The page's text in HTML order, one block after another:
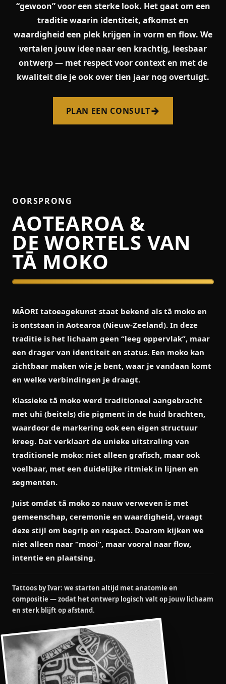
“gewoon” voor een sterke look. Het gaat om een
traditie waarin identiteit, afkomst en
waardigheid een plek krijgen in vorm en flow. We
vertalen jouw idee naar een krachtig, leesbaar
ontwerp — met respect voor context en met de
kwaliteit die je ook over tien jaar nog overtuigt.
PLAN EEN CONSULT→
OORSPRONG
AOTEAROA &
DE WORTELS VAN
TĀ MOKO
MĀORI tatoeagekunst staat bekend als tā moko en
is ontstaan in Aotearoa (Nieuw-Zeeland). In deze
traditie is het lichaam geen “leeg oppervlak”, maar
een drager van identiteit en status. Een moko kan
zichtbaar maken wie je bent, waar je vandaan komt
en welke verbindingen je draagt.
Klassieke tā moko werd traditioneel aangebracht
met uhi (beitels) die pigment in de huid brachten,
waardoor de markering ook een eigen structuur
kreeg. Dat verklaart de unieke uitstraling van
traditionele moko: niet alleen grafisch, maar ook
voelbaar, met een duidelijke ritmiek in lijnen en
segmenten.
Juist omdat tā moko zo nauw verweven is met
gemeenschap, ceremonie en waardigheid, vraagt
deze stijl om begrip en respect. Daarom kijken we
niet alleen naar “mooi”, maar vooral naar flow,
intentie en plaatsing.
Tattoos by Ivar: we starten altijd met anatomie en
compositie — zodat het ontwerp logisch valt op jouw lichaam
en sterk blijft op afstand.